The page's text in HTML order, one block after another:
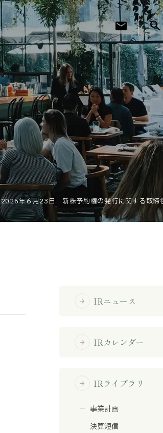
mail search
お知らせ
お役立ちコラム
採用情報
お問い合わせ
2026年６月23日 新株予約権の発行に関する取締
arrow_forward IRニュース
arrow_forward IRカレンダー
arrow_forward IRライブラリ
事業計画
決算短信